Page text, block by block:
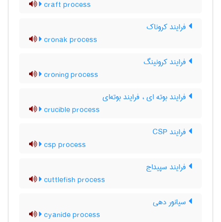
craft process
فرایند کروناک
cronak process
فرایند کرونینگ
croning process
فرایند بوته ای ، فرایند بوته‌ای
crucible process
فرایند CSP
csp process
فرایند سپیداج
cuttlefish process
سیانور دهی
cyanide process